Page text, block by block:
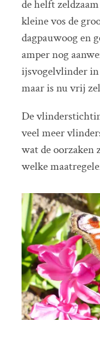
de helft
kleine vos de
dagpauwoog en
amper nog
ijsvogelvlinder in
maar is nu vrij
De
veel meer
wat de oorzaken
welke